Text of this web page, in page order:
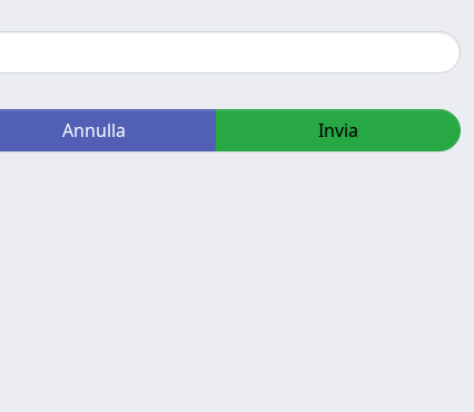
Annulla Invia